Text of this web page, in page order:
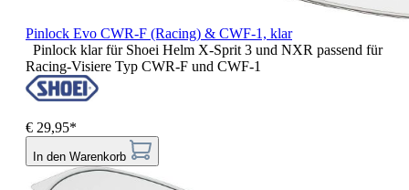
Pinlock Evo CWR-F (Racing) & CWF-1, klar
Pinlock klar für Shoei Helm X-Sprit 3 und NXR passend für
Racing-Visiere Typ CWR-F und CWF-1
€ 29,95*
In den Warenkorb